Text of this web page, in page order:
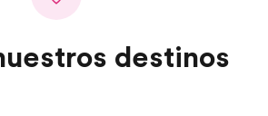
destinos